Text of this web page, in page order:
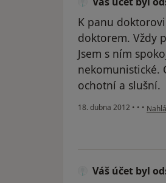
K panu
doktorem. Vždy
Jsem s ním
nekomunistické.
ochotní a slušní.
18. dubna 2012 • • •
Váš účet byl